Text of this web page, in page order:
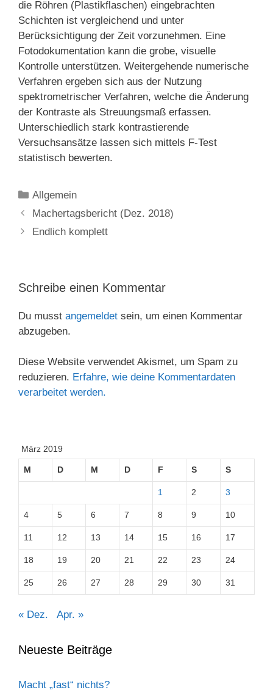
die Röhren (Plastikflaschen) eingebrachten
Schichten ist vergleichend und unter
Berücksichtigung der Zeit vorzunehmen. Eine
Fotodokumentation kann die grobe, visuelle
Kontrolle unterstützen. Weitergehende numerische
Verfahren ergeben sich aus der Nutzung
spektrometrischer Verfahren, welche die Änderung
der Kontraste als Streuungsmaß erfassen.
Unterschiedlich stark kontrastierende
Versuchsansätze lassen sich mittels F-Test
statistisch bewerten.
Kategorien
Allgemein
Machertagsbericht (Dez. 2018)
Endlich komplett
Schreibe einen Kommentar
Du musst angemeldet sein, um einen Kommentar
abzugeben.
Diese Website verwendet Akismet, um Spam zu
reduzieren. Erfahre, wie deine Kommentardaten
verarbeitet werden.
März 2019
M D M D F S S
1 2 3
4 5 6 7 8 9 10
11 12 13 14 15 16 17
18 19 20 21 22 23 24
25 26 27 28 29 30 31
« Dez. Apr. »
Neueste Beiträge
Macht „fast“ nichts?